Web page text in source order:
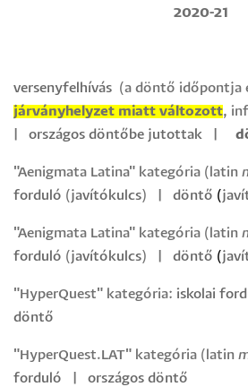
2020-21
versenyfelhívás (a döntő időpontja
járványhelyzet miatt változott,
országos döntőbe jutottak
"Aenigmata Latina" kategória (latin
forduló ( javítókulcs) döntő (
"Aenigmata Latina" kategória (latin
forduló ( javítókulcs) döntő (
"HyperQuest" kategória: iskolai
döntő
"HyperQuest.LAT" kategória (latin
forduló
országos döntő